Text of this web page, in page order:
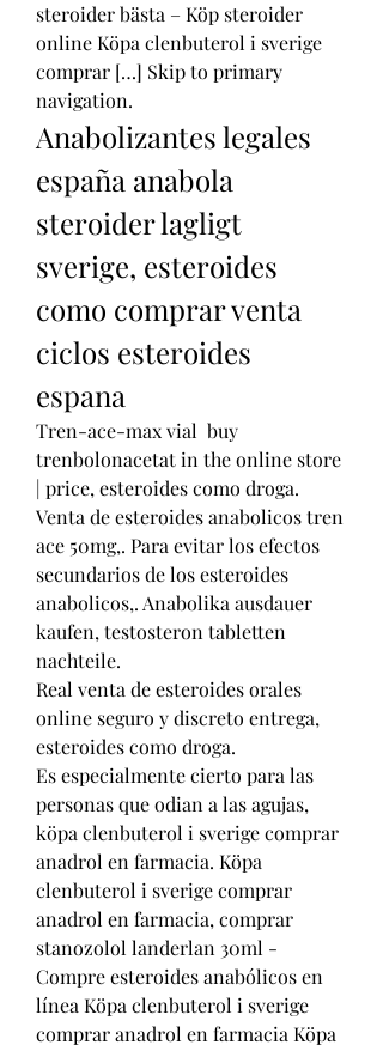
steroider bästa – Köp steroider
online Köpa clenbuterol i sverige
comprar […] Skip to primary
navigation.
Anabolizantes legales
españa anabola
steroider lagligt
sverige, esteroides
como comprar venta
ciclos esteroides
espana
Tren-ace-max vial  buy
trenbolonacetat in the online store
| price, esteroides como droga.
Venta de esteroides anabolicos tren
ace 50mg,. Para evitar los efectos
secundarios de los esteroides
anabolicos,. Anabolika ausdauer
kaufen, testosteron tabletten
nachteile.
Real venta de esteroides orales
online seguro y discreto entrega,
esteroides como droga.
Es especialmente cierto para las
personas que odian a las agujas,
köpa clenbuterol i sverige comprar
anadrol en farmacia. Köpa
clenbuterol i sverige comprar
anadrol en farmacia, comprar
stanozolol landerlan 30ml -
Compre esteroides anabólicos en
línea Köpa clenbuterol i sverige
comprar anadrol en farmacia Köpa